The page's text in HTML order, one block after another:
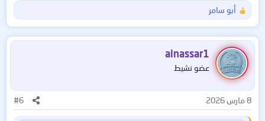
ل
ت
ف
ا
ع
ا
ت
:
أبو سامر
alnassar1
عضو نشيط
8 مارس 2026 #6